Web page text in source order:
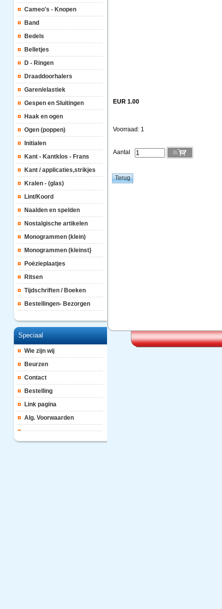
Cameo's - Knopen
Band
Bedels
Belletjes
D - Ringen
Draaddoorhalers
Garen/elastiek
Gespen en Sluitingen
Haak en ogen
Ogen (poppen)
Initialen
Kant - Kantklos - Frans
Kant / applicaties,strikjes
Kralen - (glas)
Lint/Koord
Naalden en spelden
Nostalgische artikelen
Monogrammen (klein)
Monogrammen (kleinst}
Poëzieplaatjes
Ritsen
Tijdschriften / Boeken
Bestellingen- Bezorgen
Speciaal
Wie zijn wij
Beurzen
Contact
Bestelling
Link pagina
Alg. Voorwaarden
EUR 1.00
Voorraad: 1
Aantal